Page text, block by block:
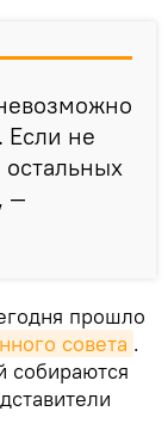
Если не
—
прошло
совета .
собираются